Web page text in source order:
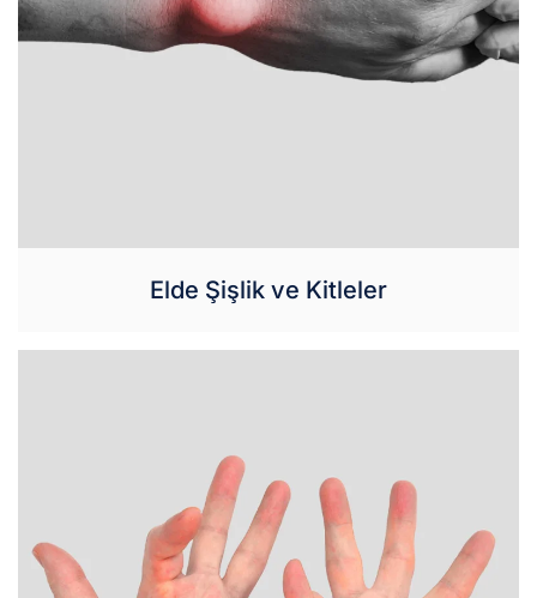
Elde Şişlik ve Kitleler